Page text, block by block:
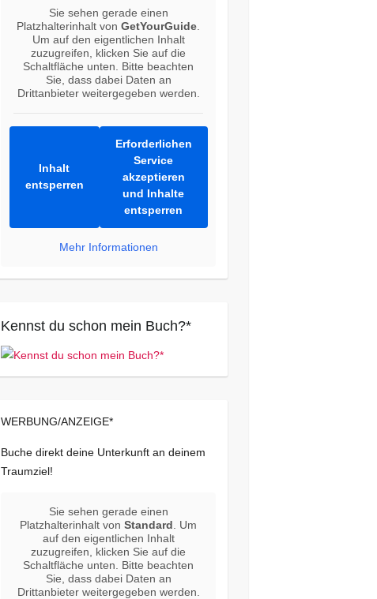
Sie sehen gerade einen
Platzhalterinhalt vonGetYourGuide
Um auf den eigentlichen Inhalt
zuzugreifen, klicken Sie auf die
Schaltfläche unten. Bitte beachten
Sie, dass dabei Daten an
Drittanbieter weitergegeben werden.
Inhalt
entsperren
Erforderlichen
Service
akzeptieren
und Inhalte
entsperren
Mehr Informationen
Kennst du schon mein Buch?*
WERBUNG/ANZEIGE*
Buche direkt deine Unterkunft an deinem
Traumziel!
Sie sehen gerade einen
Platzhalterinhalt vonStandard . Um
auf den eigentlichen Inhalt
zuzugreifen, klicken Sie auf die
Schaltfläche unten. Bitte beachten
Sie, dass dabei Daten an
Drittanbieter weitergegeben werden.